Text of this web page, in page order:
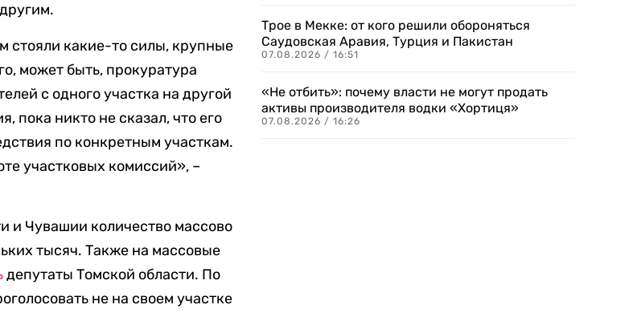
стояли какие-то силы, крупные
может быть, прокуратура
с одного участка на другой
пока никто не сказал, что его
по конкретным участкам.
участковых комиссий», –
и Чувашии количество массово
тысяч. Также на массовые
депутаты Томской области. По
не на своем участке
Трое в Мекке: от кого решили обороняться
Саудовская Аравия, Турция и Пакистан
07.08.2026 / 16:51
«Не отбить»: почему власти не могут продать
активы производителя водки «Хортиця»
07.08.2026 / 16:26